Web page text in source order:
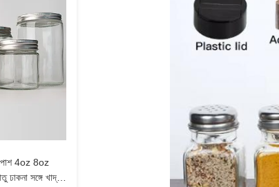
পাশ 4oz 8oz
সঙ্গে খাদ্য